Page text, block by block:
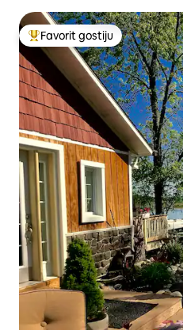
Glavni favorit gostiju
Favorit gostiju